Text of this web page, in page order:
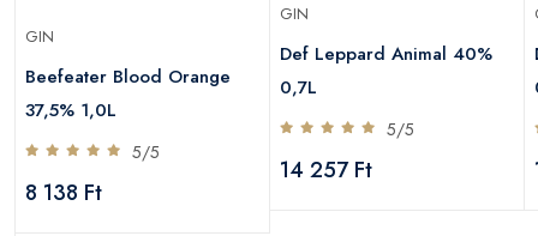
GIN
Beefeater Blood Orange
37,5% 1,0L
5/5
8 138 Ft
GIN
Def Leppard Animal 40%
0,7L
5/5
14 257 Ft